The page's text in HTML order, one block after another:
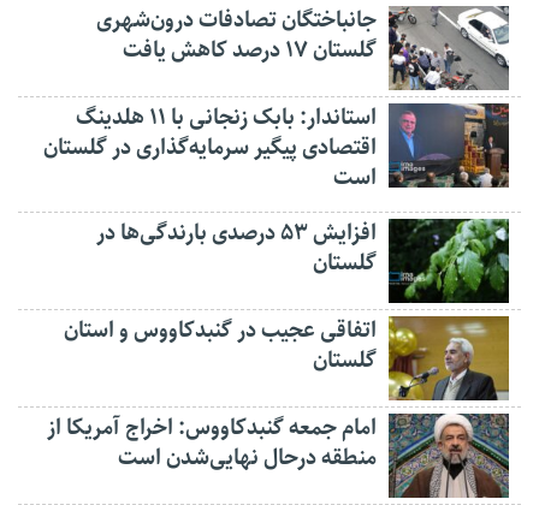
جانباختگان تصادفات درون‌شهری
گلستان ۱۷ درصد کاهش یافت
استاندار: بابک زنجانی با ۱۱ هلدینگ
اقتصادی پیگیر سرمایه‌گذاری در گلستان
است
افزایش ۵۳ درصدی بارندگی‌ها در
گلستان
اتفاقی عجیب در‌ گنبدکاووس و استان
گلستان
امام جمعه گنبدکاووس: اخراج آمریکا از
منطقه درحال نهایی‌شدن است